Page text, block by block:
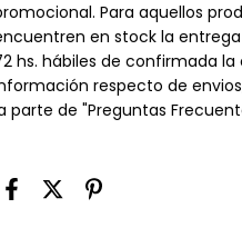
Para aquellos
en stock la
hs. hábiles de confirmada
respecto de
parte de "Preguntas